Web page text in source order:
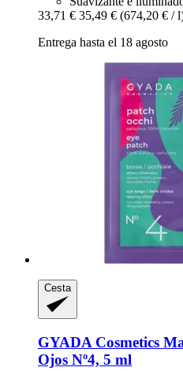
33,71 € 35,49 € (674,20 € /
Entrega hasta el 18 agosto
Cesta
GYADA Cosmetics
Ojos Nº4, 5 ml